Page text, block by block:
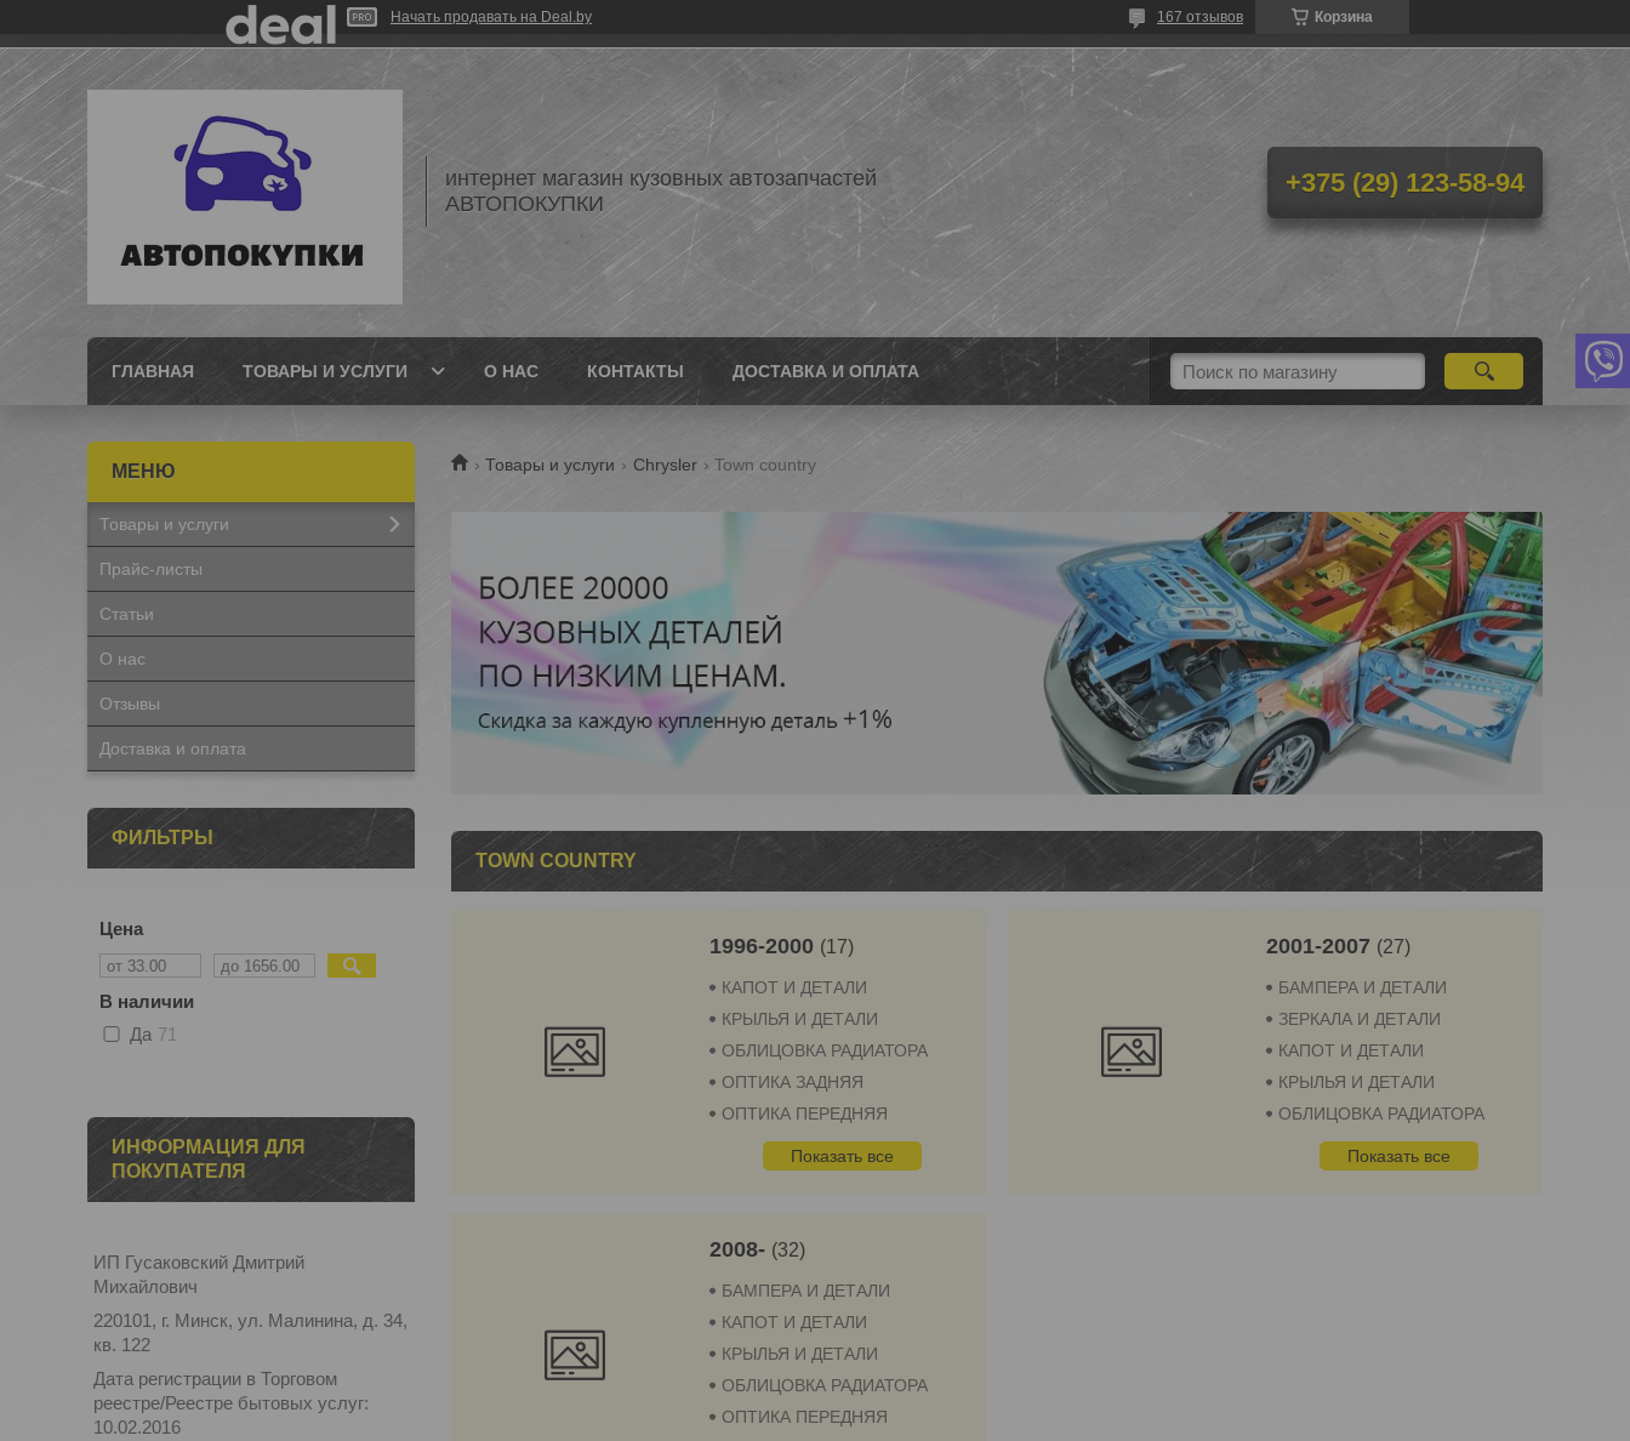
Начать продавать на Deal.by Корзина
167 отзывов
интернет магазин кузовных автозапчастей
АВТОПОКУПКИ
+375 (29) 123-58-94
ГЛАВНАЯ ТОВАРЫ И УСЛУГИ О НАС КОНТАКТЫ ДОСТАВКА И ОПЛАТА
Товары и услуги Chrysler Town country
TOWN COUNTRY
1996-2000 17
КАПОТ И ДЕТАЛИ
КРЫЛЬЯ И ДЕТАЛИ
ОБЛИЦОВКА РАДИАТОРА
ОПТИКА ЗАДНЯЯ
ОПТИКА ПЕРЕДНЯЯ
Показать все
2001-2007 27
БАМПЕРА И ДЕТАЛИ
ЗЕРКАЛА И ДЕТАЛИ
КАПОТ И ДЕТАЛИ
КРЫЛЬЯ И ДЕТАЛИ
ОБЛИЦОВКА РАДИАТОРА
Показать все
2008- 32
БАМПЕРА И ДЕТАЛИ
КАПОТ И ДЕТАЛИ
КРЫЛЬЯ И ДЕТАЛИ
ОБЛИЦОВКА РАДИАТОРА
ОПТИКА ПЕРЕДНЯЯ
Товары и услуги
Прайс-листы
Статьи
О нас
Отзывы
Доставка и оплата
ФИЛЬТРЫ
Цена
В наличии
Да 71
ИНФОРМАЦИЯ ДЛЯ
ПОКУПАТЕЛЯ
ИП Гусаковский Дмитрий
Михайлович
220101, г. Минск, ул. Малинина, д. 34,
кв. 122
Дата регистрации в Торговом
реестре/Реестре бытовых услуг:
10.02.2016